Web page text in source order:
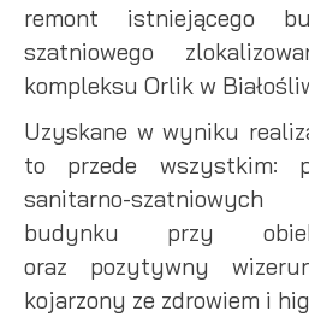
remont istniejącego
szatniowego
kompleksu Orlik w
Uzyskane w wyniku
to przede wszystkim:
sanitarno-szatniowych
budynku przy
oraz pozytywny
kojarzony ze zdrowiem i